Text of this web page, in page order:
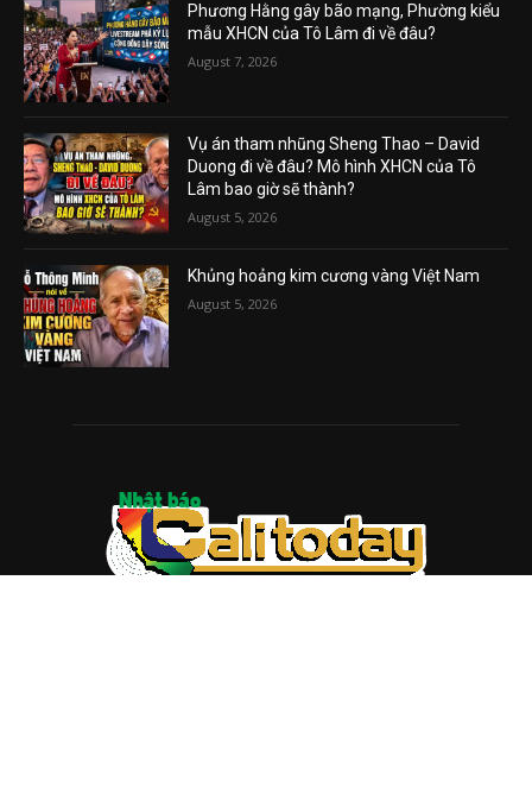
Phương Hằng gây bão mạng, Phường kiểu
mẫu XHCN của Tô Lâm đi về đâu?
August 7, 2026
Vụ án tham nhũng Sheng Thao – David
Duong đi về đâu? Mô hình XHCN của Tô
Lâm bao giờ sẽ thành?
August 5, 2026
Khủng hoảng kim cương vàng Việt Nam
August 5, 2026